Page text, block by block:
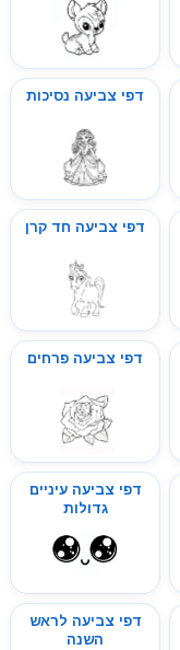
דפי צביעה נסיכות
דפי צביעה חד קרן
דפי צביעה פרחים
דפי צביעה עיניים
גדולות
דפי צביעה לראש
השנה